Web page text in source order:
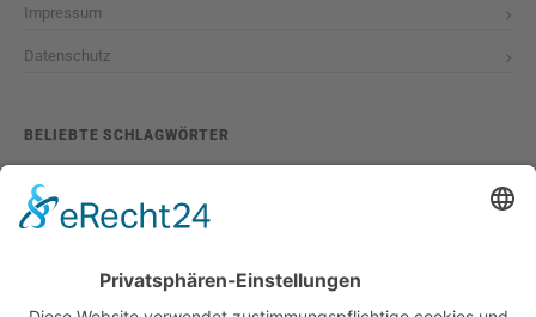
Impressum
Datenschutz
BELIEBTE SCHLAGWÖRTER
burlesque cuba special
girls & legendary us-cars kalender golden oldies